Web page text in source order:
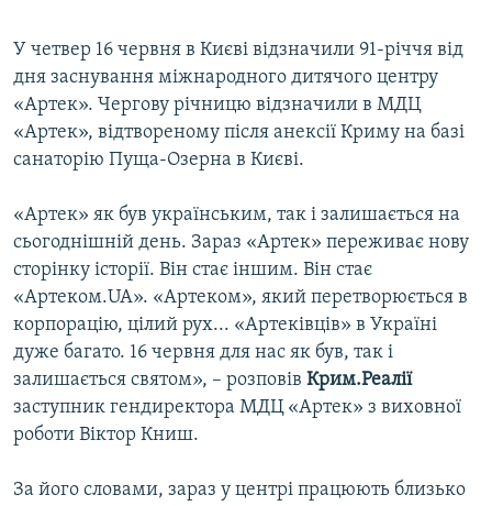
Усі сайти RFE/RL
У четвер 16 червня в Києві відзначили 91-річчя від
дня заснування міжнародного дитячого центру
«Артек». Чергову річницю відзначили в МДЦ
«Артек», відтвореному після анексії Криму на базі
санаторію Пуща-Озерна в Києві.
«Артек» як був українським, так і залишається на
сьогоднішній день. Зараз «Артек» переживає нову
сторінку історії. Він стає іншим. Він стає
«Артеком.UA». «Артеком», який перетворюється в
корпорацію, цілий рух... «Артеківців» в Україні
дуже багато. 16 червня для нас як був, так і
залишається святом», – розповів Крим.Реалії
заступник гендиректора МДЦ «Артек» з виховної
роботи Віктор Книш.
За його словами, зараз у центрі працюють близько